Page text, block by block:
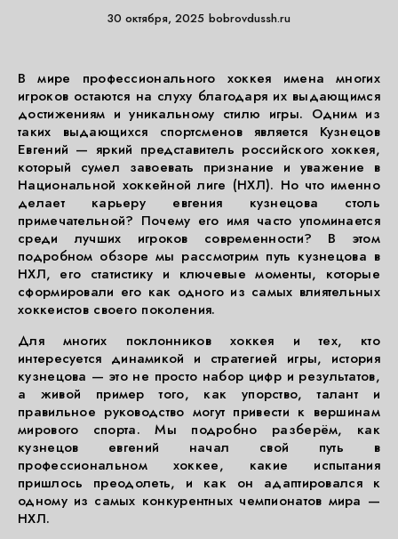
30 октября, 2025 bobrovdussh.ru
В мире профессионального хоккея имена многих
игроков остаются на слуху благодаря их выдающимся
достижениям и уникальному стилю игры. Одним из
таких выдающихся спортсменов является Кузнецов
Евгений — яркий представитель российского хоккея,
который сумел завоевать признание и уважение в
Национальной хоккейной лиге (НХЛ). Но что именно
делает карьеру евгения кузнецова столь
примечательной? Почему его имя часто упоминается
среди лучших игроков современности? В этом
подробном обзоре мы рассмотрим путь кузнецова в
НХЛ, его статистику и ключевые моменты, которые
сформировали его как одного из самых влиятельных
хоккеистов своего поколения.
Для многих поклонников хоккея и тех, кто
интересуется динамикой и стратегией игры, история
кузнецова — это не просто набор цифр и результатов,
а живой пример того, как упорство, талант и
правильное руководство могут привести к вершинам
мирового спорта. Мы подробно разберём, как
кузнецов евгений начал свой путь в
профессиональном хоккее, какие испытания
пришлось преодолеть, и как он адаптировался к
одному из самых конкурентных чемпионатов мира —
НХЛ.